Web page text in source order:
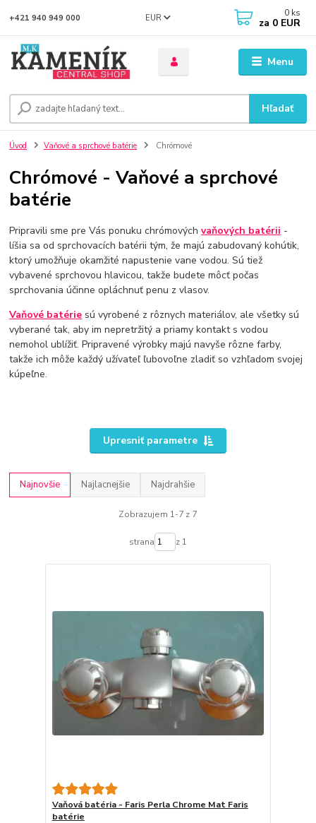
Menu
EUR
Hľadať
+421 940 949 000 0 ks
za 0 EUR
Úvod Vaňové a sprchové batérie Chrómové
Chrómové - Vaňové a sprchové
batérie
Pripravili sme pre Vás ponuku chrómovýchvaňových batérii -
líšia sa od sprchovacích batérii tým, že majú zabudovaný kohútik,
ktorý umožňuje okamžité napustenie vane vodou. Sú tiež
vybavené sprchovou hlavicou, takže budete môcť počas
sprchovania účinne opláchnuť penu z vlasov.
Vaňové batérie sú vyrobené z rôznych materiálov, ale všetky sú
vyberané tak, aby im nepretržitý a priamy kontakt s vodou
nemohol ublížiť. Pripravené výrobky majú navyše rôzne farby,
takže ich môže každý užívateľ ľubovoľne zladiť so vzhľadom svojej
kúpeľne.
Upresniť parametre
Najnovšie Najlacnejšie Najdrahšie
Zobrazujem 1-7 z 7
strana z 1
Vaňová batéria - Faris Perla Chrome Mat Faris
batérie